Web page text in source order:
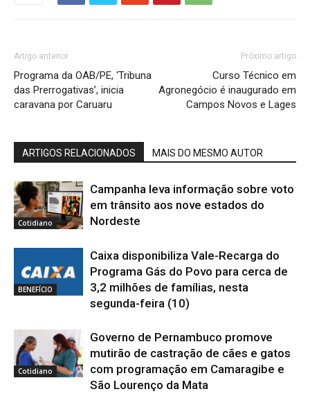
Artigo anterior
Programa da OAB/PE, ‘Tribuna
das Prerrogativas’, inicia
caravana por Caruaru
Próximo artigo
Curso Técnico em
Agronegócio é inaugurado em
Campos Novos e Lages
ARTIGOS RELACIONADOS MAIS DO MESMO AUTOR
Cotidiano
Campanha leva informação sobre voto
em trânsito aos nove estados do
Nordeste
BENEFÍCIO
Caixa disponibiliza Vale-Recarga do
Programa Gás do Povo para cerca de
3,2 milhões de famílias, nesta
segunda-feira (10)
Cotidiano
Governo de Pernambuco promove
mutirão de castração de cães e gatos
com programação em Camaragibe e
São Lourenço da Mata